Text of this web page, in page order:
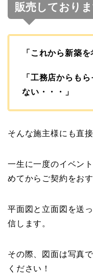
販売しておりま
「これから新築を
「工務店からも
ない・・・」
そんな施主様にも直
一生に一度のイベン
めてからご契約をお
平面図と立面図を送
信します。
その際、図面は写真
ください！